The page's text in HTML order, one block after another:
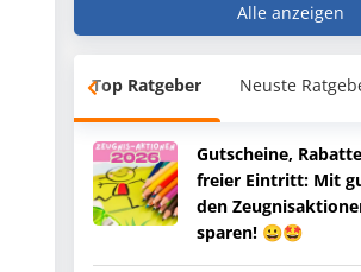
Alle anzeigen
Top Ratgeber Neuste
Gutscheine,
freier Eintritt: Mit
den
sparen! 😀🤩